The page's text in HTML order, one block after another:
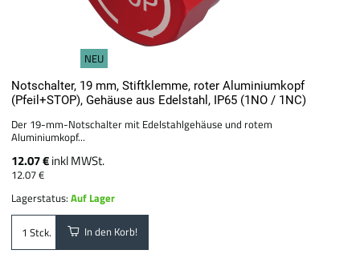
NEU
Notschalter, 19 mm, Stiftklemme, roter Aluminiumkopf
(Pfeil+STOP), Gehäuse aus Edelstahl, IP65 (1NO / 1NC)
Der 19-mm-Notschalter mit Edelstahlgehäuse und rotem
Aluminiumkopf...
12.07 €inkl MWSt.
12.07 €
Lagerstatus:Auf Lager
Stck. In den Korb!